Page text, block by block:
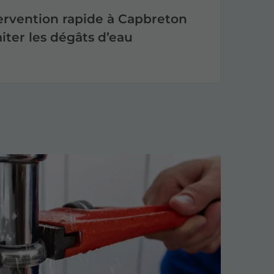
rapide à Capbreton
les dégâts d’eau